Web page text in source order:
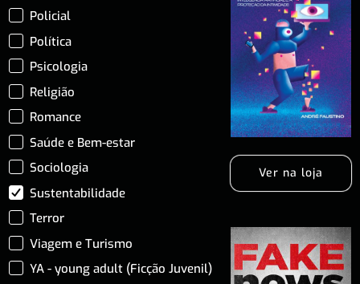
Policial
Política
Psicologia
Religião
Romance
Saúde e Bem-estar
Sociologia
Sustentabilidade
Terror
Viagem e Turismo
YA - young adult (Ficção Juvenil)
Ver na loja